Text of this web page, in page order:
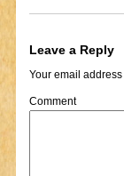
Leave a Reply
Your email
Comment